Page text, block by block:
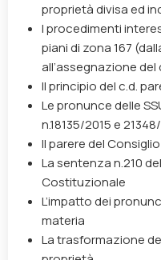
proprietà divisa ed
I procedimenti
piani di zona 167
all’assegnazione
Il principio delc.d.
Le pronunce delle
n.18135/2015 e
Il parere del
La sentenza n.210
Costituzionale
L’impatto dei
materia
La trasformazione